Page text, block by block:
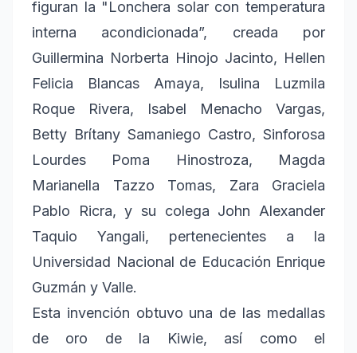
figuran la "Lonchera solar con temperatura
interna acondicionada”, creada por
Guillermina Norberta Hinojo Jacinto, Hellen
Felicia Blancas Amaya, Isulina Luzmila
Roque Rivera, Isabel Menacho Vargas,
Betty Brítany Samaniego Castro, Sinforosa
Lourdes Poma Hinostroza, Magda
Marianella Tazzo Tomas, Zara Graciela
Pablo Ricra, y su colega John Alexander
Taquio Yangali, pertenecientes a la
Universidad Nacional de Educación Enrique
Guzmán y Valle.
Esta invención obtuvo una de las medallas
de oro de la Kiwie, así como el